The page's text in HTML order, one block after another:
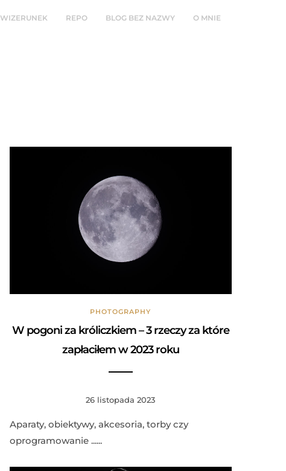
WIZERUNEK REPO BLOG BEZ NAZWY O MNIE
PHOTOGRAPHY
W pogoni za króliczkiem – 3 rzeczy za które
zapłaciłem w 2023 roku
26 listopada 2023
Aparaty, obiektywy, akcesoria, torby czy
oprogramowanie ......